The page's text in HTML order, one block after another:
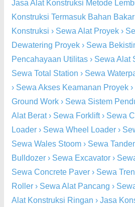
Jasa Alat Konstruksi Metode
Konstruksi Termasuk Bahan Bakar
Konstruksi › Sewa Alat Proyek ›
Dewatering Proyek › Sewa
Pencahayaan Utilitas › Sewa Alat
Sewa Total Station › Sewa
› Sewa Akses Keamanan Proyek ›
Ground Work › Sewa Sistem
Alat Berat› Sewa Forklift› Sewa
Loader › Sewa Wheel Loader ›
Sewa Wales Stoom › Sewa
Bulldozer › Sewa Excavator ›
Sewa Concrete Paver › Sewa
Roller › Sewa Alat Pancang ›
Alat Konstruksi Ringan › Jasa